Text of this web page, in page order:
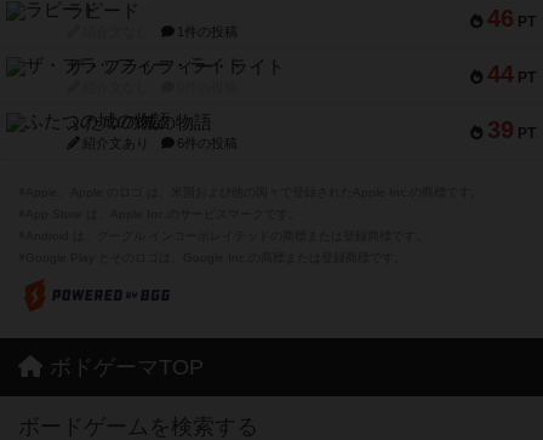
46 PT
ラピード
1件の投稿
44 PT
ザ・フラッフィー・ライト
39 PT
ふたつの城の物語
紹介文あり 6件の投稿
ボドゲーマTOP
ボードゲームを検索する